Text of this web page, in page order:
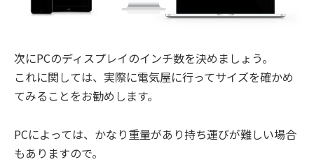
次にPCのディスプレイのインチ数を決めましょう。
これに関しては、実際に電気屋に行ってサイズを確かめ
てみることをお勧めします。
PCによっては、かなり重量があり持ち運びが難しい場合
もありますので。